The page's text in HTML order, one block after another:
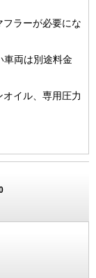
ラーが必要にな
両は別途料金
イル、専用圧力